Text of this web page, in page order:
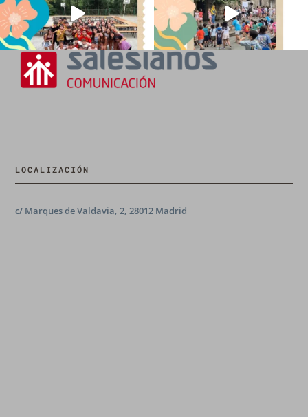
LOCALIZACIÓN
c/ Marques de Valdavia, 2, 28012 Madrid